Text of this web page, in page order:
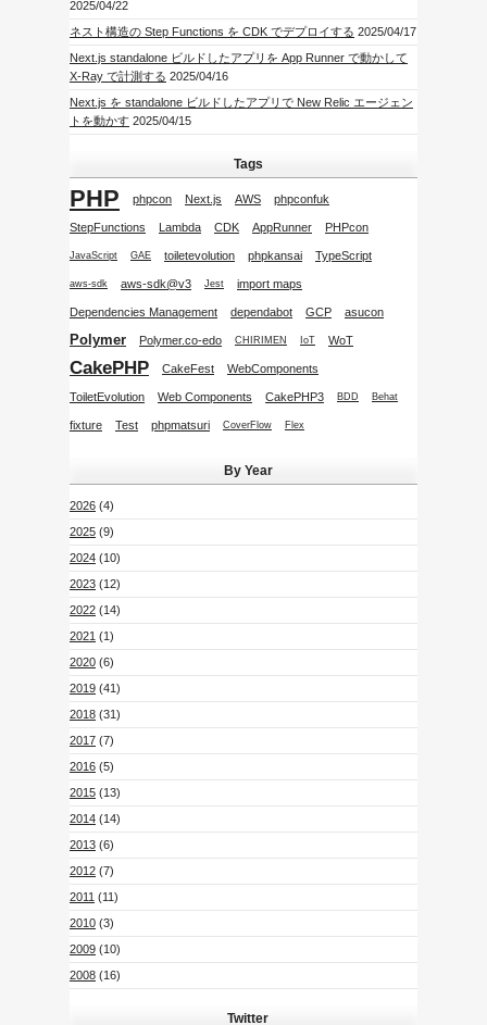
2025/04/22
ネスト構造の Step Functions を CDK でデプロイする 2025/04/17
Next.js standalone ビルドしたアプリを App Runner で動かして
X-Ray で計測する 2025/04/16
Next.js を standalone ビルドしたアプリで New Relic エージェン
トを動かす 2025/04/15
Tags
PHP phpcon Next.js AWS phpconfuk
StepFunctions Lambda CDK AppRunner PHPcon
JavaScript GAE toiletevolution phpkansai TypeScript
aws-sdk aws-sdk@v3 Jest import maps
Dependencies Management dependabot GCP asucon
Polymer Polymer.co-edo CHIRIMEN IoT WoT
CakePHP CakeFest WebComponents
ToiletEvolution Web Components CakePHP3 BDD Behat
fixture Test phpmatsuri CoverFlow Flex
By Year
2026 (4)
2025 (9)
2024 (10)
2023 (12)
2022 (14)
2021 (1)
2020 (6)
2019 (41)
2018 (31)
2017 (7)
2016 (5)
2015 (13)
2014 (14)
2013 (6)
2012 (7)
2011 (11)
2010 (3)
2009 (10)
2008 (16)
Twitter